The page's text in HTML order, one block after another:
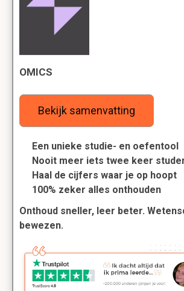
OMICS
Bekijk samenvatting
Een unieke studie- en oefentool
Nooit meer iets twee keer
Haal de cijfers waar je op hoopt
100% zeker alles onthouden
Onthoud sneller, leer beter.
bewezen.